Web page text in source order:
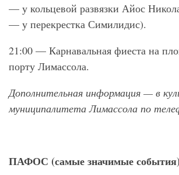
— у кольцевой развязки Айос
— у перекрестка Симилидис).
21:00 — Карнавальная фиеста на
порту Лимассола.
Дополнительная информация — в
муниципалитета Лимассола по
ПАФОС (самые значимые события)